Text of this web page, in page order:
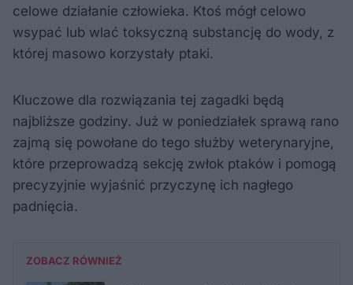
celowe działanie człowieka. Ktoś mógł celowo
wsypać lub wlać toksyczną substancję do wody, z
której masowo korzystały ptaki.
Kluczowe dla rozwiązania tej zagadki będą
najbliższe godziny. Już w poniedziałek sprawą rano
zajmą się powołane do tego służby weterynaryjne,
które przeprowadzą sekcję zwłok ptaków i pomogą
precyzyjnie wyjaśnić przyczynę ich nagłego
padnięcia.
ZOBACZ RÓWNIEŻ